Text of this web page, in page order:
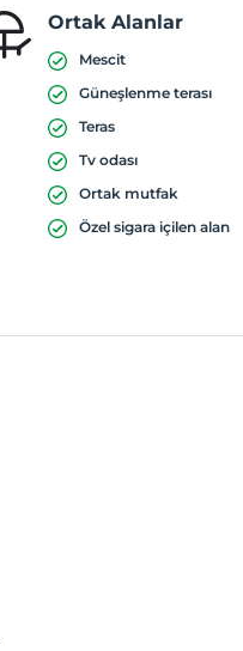
Ortak Alanlar
Mescit
Güneşlenme terası
Teras
Tv odası
Ortak mutfak
Özel sigara içilen alan